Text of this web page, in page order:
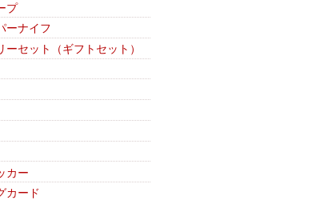
プ
ーナイフ
ーセット（ギフトセット）
カー
カード